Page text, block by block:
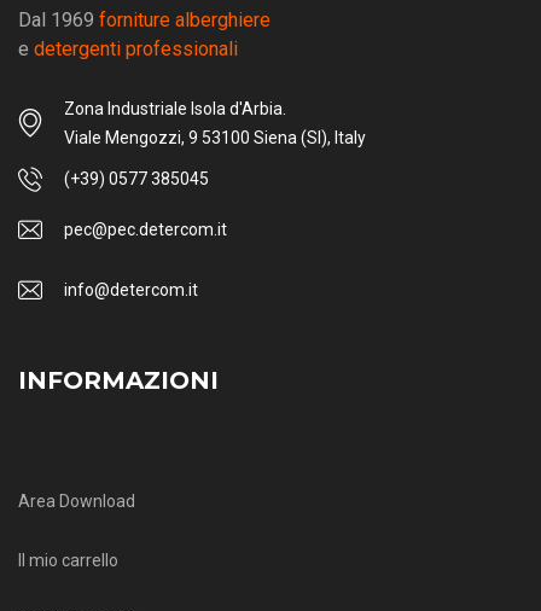
Dal 1969 forniture alberghiere
e detergenti professionali
Zona Industriale Isola d'Arbia.
Viale Mengozzi, 9 53100 Siena (SI), Italy
(+39) 0577 385045
pec@pec.detercom.it
info@detercom.it
INFORMAZIONI
Area Download
Il mio carrello